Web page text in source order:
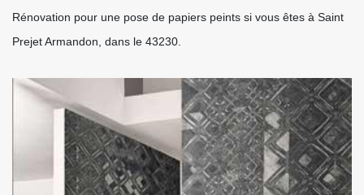
Rénovation pour une pose de papiers peints si vous êtes à Saint
Prejet Armandon, dans le 43230.